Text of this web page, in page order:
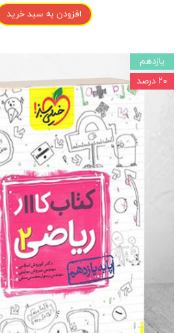
افزودن به سبد خرید
یازدهم
۲۰ درصد